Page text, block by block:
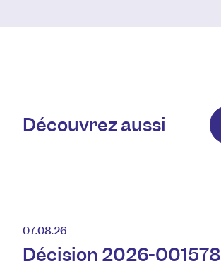
Découvrez aussi
07.08.26
Décision 2026-001578